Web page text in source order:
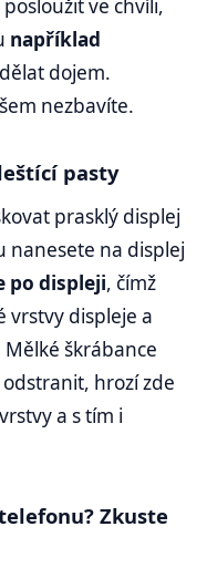
ve chvíli,
například
dojem.
nezbavíte.
pasty
prasklý displej
nanesete na displej
po displeji, čímž
vrstvy displeje a
škrábance
hrozí zde
a s tím i
Zkuste